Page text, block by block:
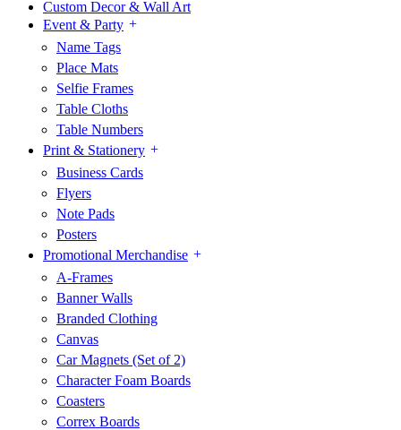
Custom Decor & Wall Art
Event & Party
Name Tags
Place Mats
Selfie Frames
Table Cloths
Table Numbers
Print & Stationery
Business Cards
Flyers
Note Pads
Posters
Promotional Merchandise
A-Frames
Banner Walls
Branded Clothing
Canvas
Car Magnets (Set of 2)
Character Foam Boards
Coasters
Correx Boards